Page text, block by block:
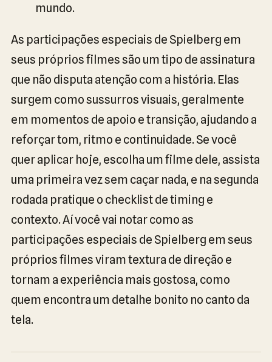
mundo.
As participações especiais de Spielberg em
seus próprios filmes são um tipo de assinatura
que não disputa atenção com a história. Elas
surgem como sussurros visuais, geralmente
em momentos de apoio e transição, ajudando a
reforçar tom, ritmo e continuidade. Se você
quer aplicar hoje, escolha um filme dele, assista
uma primeira vez sem caçar nada, e na segunda
rodada pratique o checklist de timing e
contexto. Aí você vai notar como as
participações especiais de Spielberg em seus
próprios filmes viram textura de direção e
tornam a experiência mais gostosa, como
quem encontra um detalhe bonito no canto da
tela.